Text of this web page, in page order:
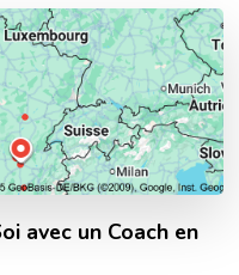
avec un Coach en